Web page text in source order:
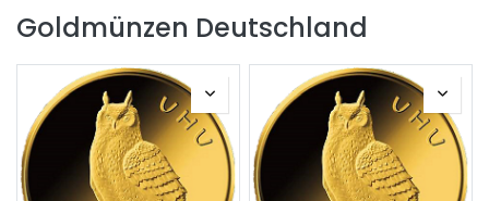
Goldmünzen Deutschland